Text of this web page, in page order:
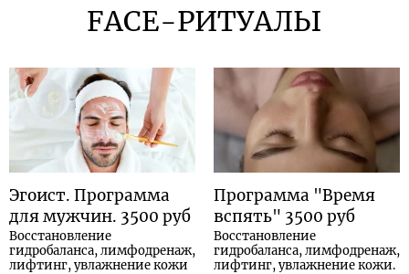
FACE-РИТУАЛЫ
Эгоист. Программа
для мужчин. 3500 руб
Восстановление
гидробаланса, лимфодренаж,
лифтинг, увлажнение кожи
Программа "Время
вспять" 3500 руб
Восстановление
гидробаланса, лимфодренаж,
лифтинг, увлажнение кожи.